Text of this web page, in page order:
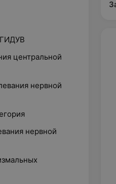
центральной
нервной
нервной